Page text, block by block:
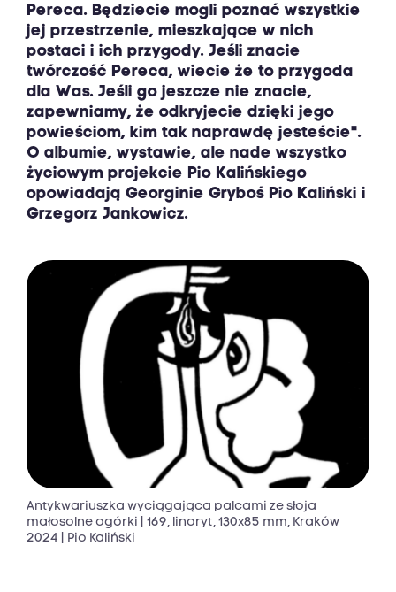
Pereca. Będziecie mogli poznać wszystkie
jej przestrzenie, mieszkające w nich
postaci i ich przygody. Jeśli znacie
twórczość Pereca, wiecie że to przygoda
dla Was. Jeśli go jeszcze nie znacie,
zapewniamy, że odkryjecie dzięki jego
powieściom, kim tak naprawdę jesteście".
O albumie, wystawie, ale nade wszystko
życiowym projekcie Pio Kalińskiego
opowiadają Georginie Gryboś Pio Kaliński i
Grzegorz Jankowicz.
Antykwariuszka wyciągająca palcami ze słoja
małosolne ogórki | 169, linoryt, 130x85 mm, Kraków
2024 | Pio Kaliński